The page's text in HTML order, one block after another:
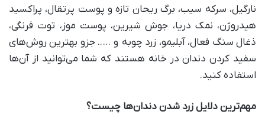
نارگیل، سرکه سیب، برگ ریحان تازه و پوست پرتقال، پراکسید
هیدروژن، نمک دریا، جوش شیرین، پوست موز، توت فرنگی،
ذغال سنگ فعال، آبلیمو، زرد چوبه و ….. جزو بهترین روش‌های
سفید کردن دندان‌ در خانه هستند که شما می‌توانید از آن‌ها
استفاده کنید.
مهم‌ترین دلایل زرد شدن دندان‌ها چیست؟